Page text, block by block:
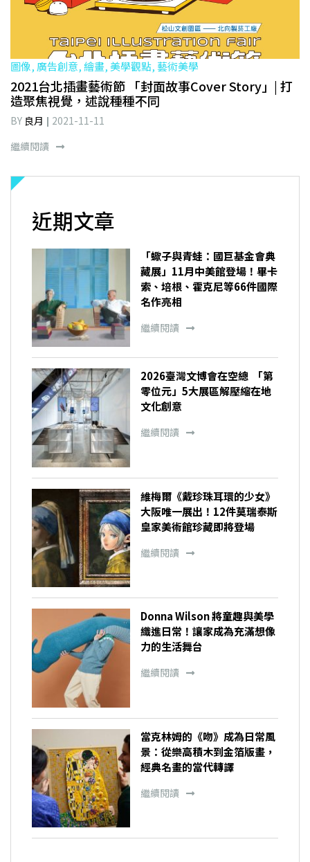
圖像, 廣告創意, 繪畫, 美學觀點, 藝術美學
2021台北插畫藝術節 「封面故事Cover Story」| 打
造聚焦視覺，述說種種不同
BY 良月
2021-11-11
繼續閱讀
近期文章
「蠍子與青蛙：國巨基金會典
藏展」11月中美館登場！畢卡
索、培根、霍克尼等66件國際
名作亮相
繼續閱讀
2026臺灣文博會在空總 「第
零位元」5大展區解壓縮在地
文化創意
繼續閱讀
維梅爾《戴珍珠耳環的少女》
大阪唯一展出！12件莫瑞泰斯
皇家美術館珍藏即將登場
繼續閱讀
Donna Wilson 將童趣與美學
織進日常！讓家成為充滿想像
力的生活舞台
繼續閱讀
當克林姆的《吻》成為日常風
景：從樂高積木到金箔版畫，
經典名畫的當代轉譯
繼續閱讀